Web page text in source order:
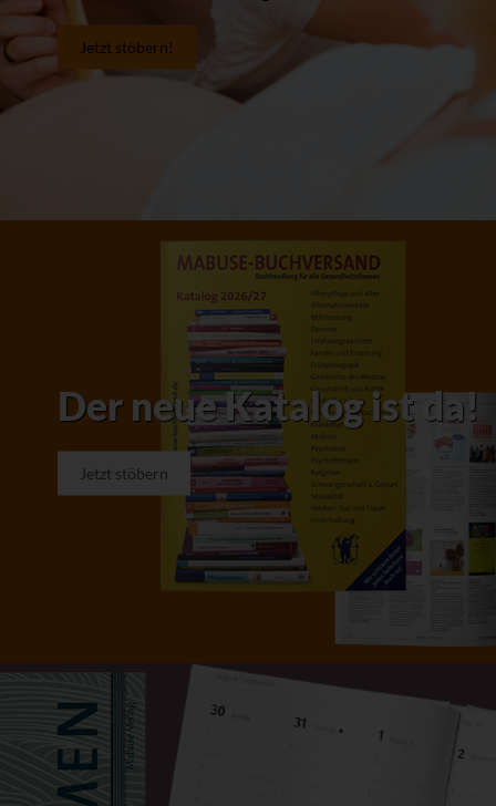
Jetzt stöbern!
Der neue Katalog ist da!
Jetzt stöbern